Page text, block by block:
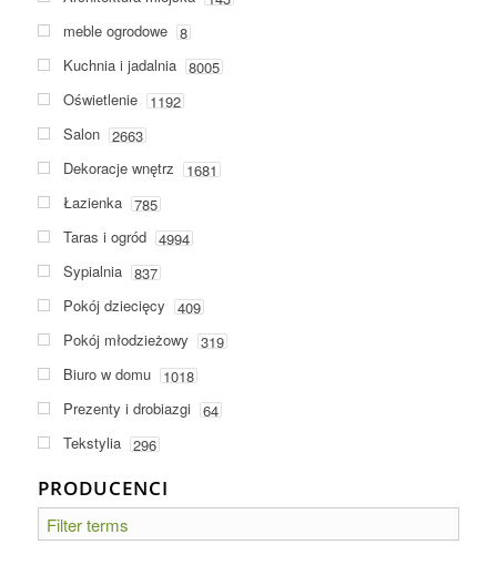
meble ogrodowe 8
Kuchnia i jadalnia 8005
Oświetlenie
1192
Salon 2663
Dekoracje wnętrz
1681
Łazienka 785
Taras i ogród 4994
Sypialnia 837
Pokój dziecięcy
409
Pokój młodzieżowy
319
Biuro w domu
1018
Prezenty i drobiazgi
64
Tekstylia 296
PRODUCENCI